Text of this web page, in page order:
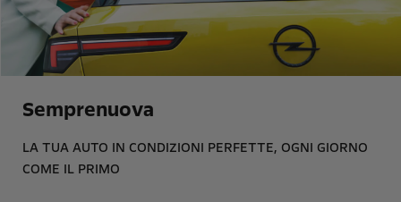
Semprenuova
LA TUA AUTO IN CONDIZIONI PERFETTE, OGNI GIORNO
COME IL PRIMO